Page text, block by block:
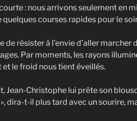
: nous arrivons seulement en
courses rapides pour le
résister à l’envie d’aller marcher
Par moments, les rayons
le froid nous tient éveillés.
Jean-Christophe lui prête son
», dira-t-il plus tard avec un sourire,